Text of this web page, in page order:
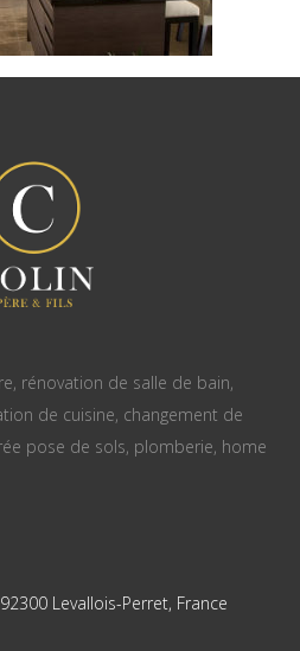
rénovation de salle de bain,
de cuisine, changement de
pose de sols, plomberie, home
Levallois-Perret, France